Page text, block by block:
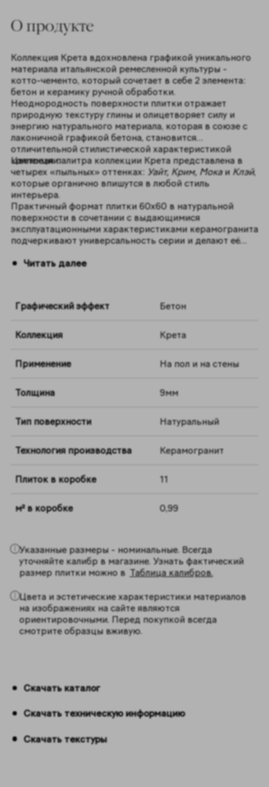
O продукте
Коллекция Крета вдохновлена графикой уникального
материала итальянской ремесленной культуры -
котто-чементо, который сочетает в себе 2 элемента:
бетон и керамику ручной обработки.
Неоднородность поверхности плитки отражает
природную текстуру глины и олицетворяет силу и
энергию натурального материала, которая в союзе с
лаконичной графикой бетона, становится
отличительной стилистической характеристикой
коллекции.
Цветовая палитра коллекции Крета представлена в
четырех «пыльных» оттенках: Уайт, Крим, Мокаи Клэй,
которые органично впишутся в любой стиль
интерьера.
Практичный формат плитки 60x60 в натуральной
поверхности в сочетании с выдающимися
эксплуатационными характеристиками керамогранита
подчеркивают универсальность серии и делают её
помещений.
Читать далее
Графический эффект Бетон
Коллекция Крета
Применение На пол и на стены
Толщина 9мм
Тип поверхности Натуральный
Технология производства Керамогранит
Плиток в коробке 11
м² в коробке 0,99
Указанные размеры - номинальные. Всегда
уточняйте калибр в магазине. Узнать фактический
размер плитки можно в Таблица калибров.
Цвета и эстетические характеристики материалов
на изображениях на сайте являются
ориентировочными. Перед покупкой всегда
смотрите образцы вживую.
Скачать каталог
Скачать техническую информацию
Скачать текстуры